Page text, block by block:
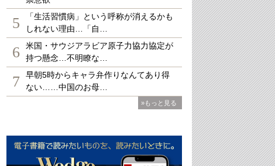
5
「生活習慣病」という呼称が消えるかも
しれない理由…「自…
6
米国・サウジアラビア原子力協力協定が
持つ懸念…不明瞭な…
7
早朝5時からキャラ弁作りなんてあり得
ない……中国のお母…
»もっと見る